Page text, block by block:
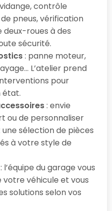
contrôle
pneus, vérification
deux-roues à des
sécurité.
: panne moteur,
L’atelier prend
pour
état.
: envie
ou de personnaliser
sélection de pièces
à votre style de
: l’équipe du garage vous
votre véhicule et vous
solutions selon vos